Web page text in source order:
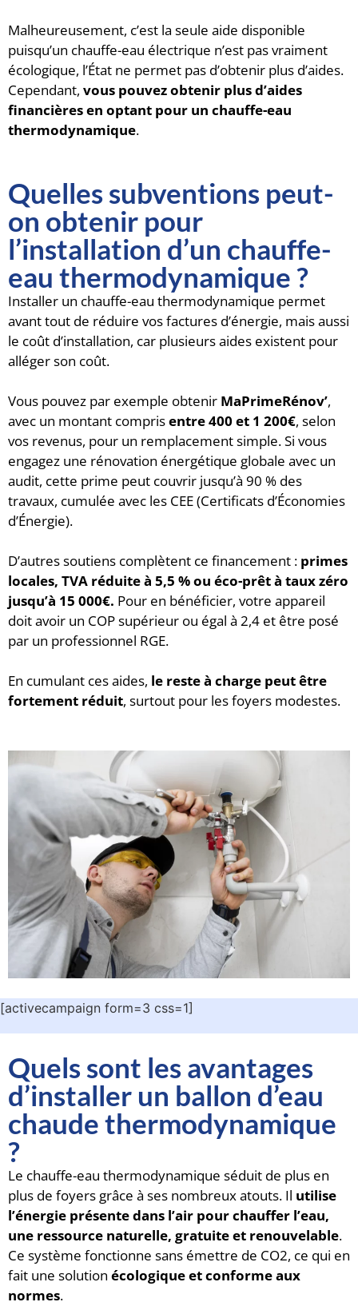
Malheureusement, c’est la seule aide disponible
puisqu’un chauffe-eau électrique n’est pas vraiment
écologique, l’État ne permet pas d’obtenir plus d’aides.
Cependant, vous pouvez obtenir plus d’aides
financières en optant pour un chauffe-eau
thermodynamique.
Quelles subventions peut-
on obtenir pour
l’installation d’un chauffe-
eau thermodynamique ?
Installer un chauffe-eau thermodynamique permet
avant tout de réduire vos factures d’énergie, mais aussi
le coût d’installation, car plusieurs aides existent pour
alléger son coût.
Vous pouvez par exemple obtenir MaPrimeRénov’,
avec un montant comprisentre 400 et 1 200€, selon
vos revenus, pour un remplacement simple. Si vous
engagez une rénovation énergétique globale avec un
audit, cette prime peut couvrir jusqu’à 90 % des
travaux, cumulée avec les CEE (Certificats d’Économies
d’Énergie).
D’autres soutiens complètent ce financement : primes
locales, TVA réduite à 5,5 % ou éco-prêt à taux zéro
jusqu’à 15 000€. Pour en bénéficier, votre appareil
doit avoir un COP supérieur ou égal à 2,4 et être posé
par un professionnel RGE.
En cumulant ces aides, le reste à charge peut être
fortement réduit, surtout pour les foyers modestes.
[activecampaign form=3 css=1]
Quels sont les avantages
d’installer un ballon d’eau
chaude thermodynamique
?
Le chauffe-eau thermodynamique séduit de plus en
plus de foyers grâce à ses nombreux atouts. Il utilise
l’énergie présente dans l’air pour chauffer l’eau,
une ressource naturelle, gratuite et renouvelable.
Ce système fonctionne sans émettre de CO2, ce qui en
fait une solution écologique et conforme aux
normes.